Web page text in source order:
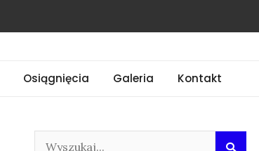
Osiągnięcia Galeria Kontakt